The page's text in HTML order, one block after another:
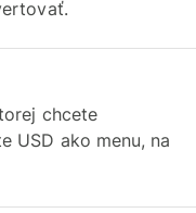
chcete
USD ako menu, na